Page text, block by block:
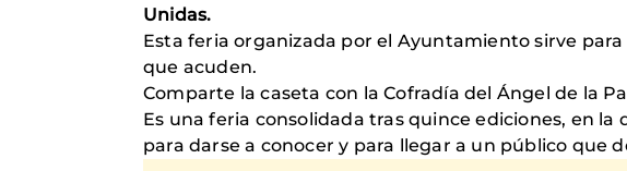
Unidas.
Esta feria organizada por el Ayuntamiento sirve para
que acuden.
Comparte la caseta con la Cofradía del Ángel de la
Es una feria consolidada tras quince ediciones, en
para darse a conocer y para llegar a un público que